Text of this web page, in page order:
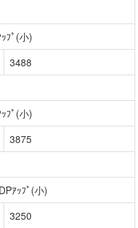
ﾌﾟ(小)
3488
ﾌﾟ(小)
3875
ｱｯﾌﾟ(小)
3250